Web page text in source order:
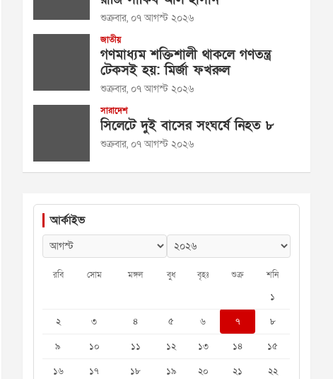
শুক্রবার, ০৭ আগস্ট ২০২৬
জাতীয়
গণমাধ্যম শক্তিশালী থাকলে গণতন্ত্র
টেকসই হয়: মির্জা ফখরুল
শুক্রবার, ০৭ আগস্ট ২০২৬
সারাদেশ
সিলেটে দুই বাসের সংঘর্ষে নিহত ৮
শুক্রবার, ০৭ আগস্ট ২০২৬
আর্কাইভ
রবি সোম মঙ্গল বুধ বৃহঃ শুক্র শনি
১
২
৩ ৪ ৫ ৬ ৭
৮
৯
১০ ১১ ১২ ১৩ ১৪
১৫
১৬
১৭ ১৮ ১৯ ২০ ২১ ২২